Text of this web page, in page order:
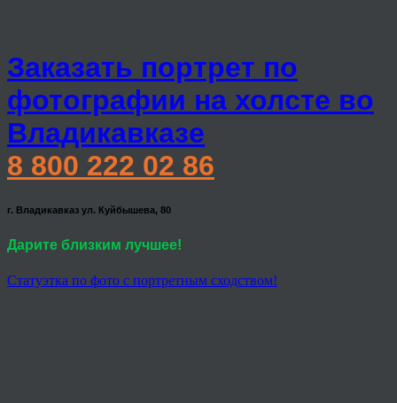
Заказать портрет по
фотографии на холсте во
Владикавказе
8 800 222 02 86
г. Владикавказ ул. Куйбышева, 80
Дарите близким лучшее!
Статуэтка по фото с портретным сходством!